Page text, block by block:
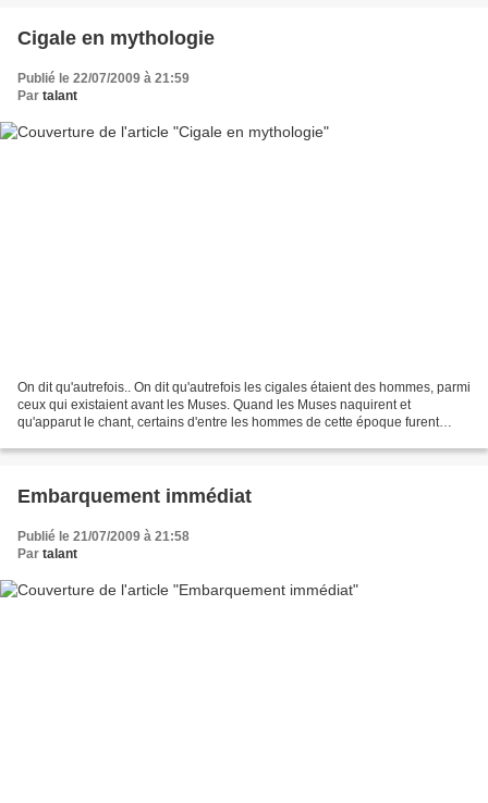
Cigale en mythologie
Publié le 22/07/2009 à 21:59
Par talant
On dit qu'autrefois.. On dit qu'autrefois les cigales étaient des hommes, parmi
ceux qui existaient avant les Muses. Quand les Muses naquirent et
qu'apparut le chant, certains d'entre les hommes de cette époque furent
Embarquement immédiat
Publié le 21/07/2009 à 21:58
Par talant